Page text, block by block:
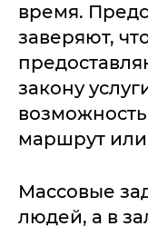
время.
заверяют,
закону
маршрут или
Массовые
людей, а в